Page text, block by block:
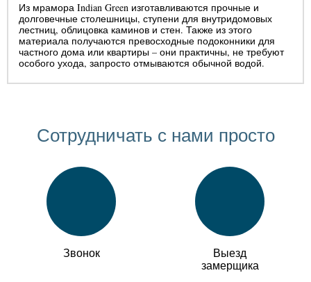
Из мрамора Indian Green изготавливаются прочные и
долговечные столешницы, ступени для внутридомовых
лестниц, облицовка каминов и стен. Также из этого
материала получаются превосходные подоконники для
частного дома или квартиры – они практичны, не требуют
особого ухода, запросто отмываются обычной водой.
Сотрудничать с нами просто
Звонок
Выезд
замерщика